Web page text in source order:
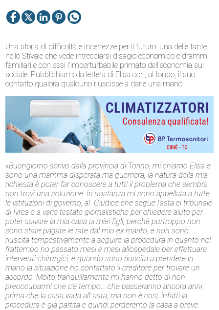
Una storia di difficoltà e incertezze per il futuro: una delle tante
nello Stivale che vede intrecciarsi disagio economico e drammi
familiari e con essi l’imperturbabile primato dell’economia sul
sociale. Pubblichiamo la lettera di Elisa con, al fondo, il suo
contatto qualora qualcuno riuscisse a darle una mano.
«Buongiorno scrivo dalla provincia di Torino, mi chiamo Elisa e
sono una mamma disperata ma guerriera, la natura della mia
richiesta è poter far conoscere a tutti il problema che sembra
non trovi una soluzione. In sostanza mi sono appellata a tutte
le istituzioni di governo, al Giudice che segue l’asta el tribunale
di Ivrea e a varie testate giornalistiche per chiedere aiuto per
poter salvare la mia casa ai miei figli, perché purtroppo non
sono state pagate le rate dal mio ex marito, e non sono
riuscita tempestivamente a seguire la procedura in quanto nel
frattempo ho passato mesi e mesi all’ospedale per effettuare
interventi chirurgici, e quando sono riuscita a prendere in
mano la situazione ho contattato il creditore per trovare un
accordo. Molto tranquillamente mi hanno detto di non
preoccuparmi che c’è tempo… che passeranno ancora anni
prima che la casa vada all’ asta, ma non è così, infatti la
procedura è già partita e quindi perderemo la casa a breve.